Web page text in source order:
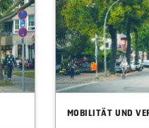
MOBILITÄT UND